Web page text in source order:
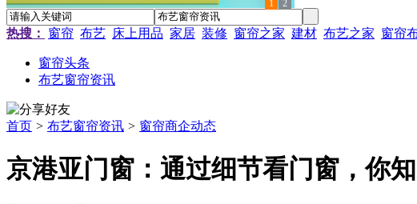
1 2
热搜： 窗帘 布艺 床上用品 家居 装修 窗帘之家 建材 布艺之家 窗帘
窗帘头条
布艺窗帘资讯
首页 > 布艺窗帘资讯 > 窗帘商企动态
京港亚门窗：通过细节看门窗，你